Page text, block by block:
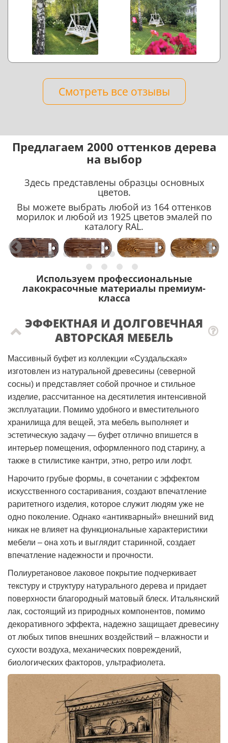
Смотреть все отзывы
Предлагаем 2000 оттенков дерева
на выбор
Здесь представлены образцы основных
цветов.
Вы можете выбрать любой из 164 оттенков
морилок и любой из 1925 цветов эмалей по
каталогу RAL.
Используем профессиональные
лакокрасочные материалы премиум-
класса
ЭФФЕКТНАЯ И ДОЛГОВЕЧНАЯ
АВТОРСКАЯ МЕБЕЛЬ
Массивный буфет из коллекции «Суздальская»
изготовлен из натуральной древесины (северной
сосны) и представляет собой прочное и стильное
изделие, рассчитанное на десятилетия интенсивной
эксплуатации. Помимо удобного и вместительного
хранилища для вещей, эта мебель выполняет и
эстетическую задачу — буфет отлично впишется в
интерьер помещения, оформленного под старину, а
также в стилистике кантри, этно, ретро или лофт.
Нарочито грубые формы, в сочетании с эффектом
искусственного состаривания, создают впечатление
раритетного изделия, которое служит людям уже не
одно поколение. Однако «антикварный» внешний вид
никак не влияет на функциональные характеристики
мебели – она хоть и выглядит старинной, создает
впечатление надежности и прочности.
Полиуретановое лаковое покрытие подчеркивает
текстуру и структуру натурального дерева и придает
поверхности благородный матовый блеск. Итальянский
лак, состоящий из природных компонентов, помимо
декоративного эффекта, надежно защищает древесину
от любых типов внешних воздействий – влажности и
сухости воздуха, механических повреждений,
биологических факторов, ультрафиолета.